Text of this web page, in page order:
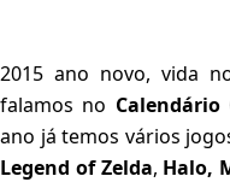
2015 ano novo, vida
falamos no Calendário
ano já temos vários
Legend of Zelda, Halo,